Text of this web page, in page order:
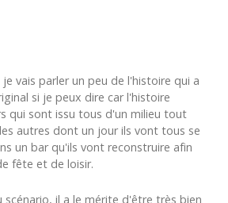
vais parler un peu de l'histoire qui a
si je peux dire car l'histoire
qui sont issu tous d'un milieu tout
autres dont un jour ils vont tous se
un bar qu'ils vont reconstruire afin
fête et de loisir.
scénario, il a le mérite d'être très bien